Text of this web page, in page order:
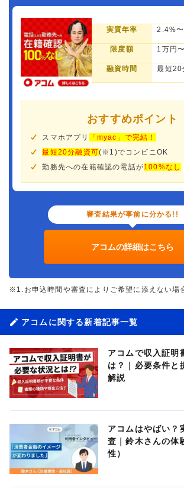
実質年率 2.4%
限度額 1万円
融資時間 最短
おすすめポイント
スマホアプリ
「myac」で完結！
最短20分融資可(※1)でコンビニOK
勤務先への在籍確認の電話が100%なし
審査結果が事前に分かる!!
アコムの詳細はこちら
※1.お申込時間や審査によりご希望に添えない場
アコムに関する新着記事一覧
アコムで収入証明
は？｜必要条件と
解説
アコムはやばい？
査｜鈴木さんの体
性）